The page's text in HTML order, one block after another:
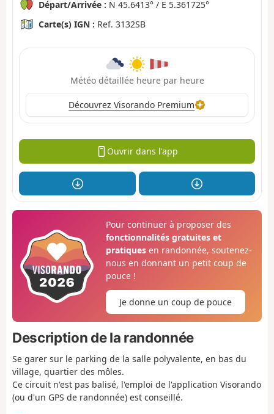
Départ/Arrivée : N 45.6413° / E 5.361725°
Carte(s) IGN : Ref. 3132SB
Météo détaillée heure par heure
Découvrez Visorando Premium
Ouvrir dans l'app
Pour continuer à proposer des
fonctionnalités gratuites et
pratiquesen randonnée, soutenez-
nous en donnant un petit coup de
pouce !
Je donne un coup de pouce
Description de la randonnée
Se garer sur le parking de la salle polyvalente, en bas du
village, quartier des môles.
Ce circuit n'est pas balisé, l'emploi de l'application Visorando
(ou d'un GPS de randonnée) est conseillé.